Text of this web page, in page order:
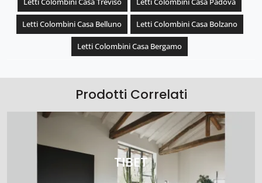
Letti Colombini Casa Belluno Letti Colombini Casa Bolzano
Letti Colombini Casa Bergamo
Prodotti Correlati
TIBET